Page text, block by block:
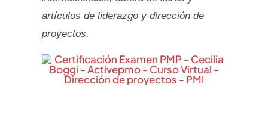
artículos de liderazgo y dirección de
proyectos.